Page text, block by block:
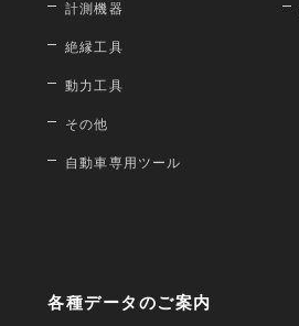
計測機器
絶縁工具
動力工具
その他
自動車専用ツール
各種データのご案内